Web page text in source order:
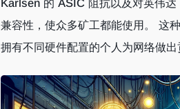
Karlsen 的 ASIC 阻抗以及对英伟
兼容性，使众多矿工都能使用。 这
拥有不同硬件配置的个人为网络做出